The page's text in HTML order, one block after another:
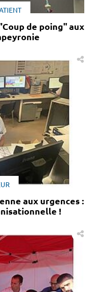
de poing" aux
aux urgences :
!